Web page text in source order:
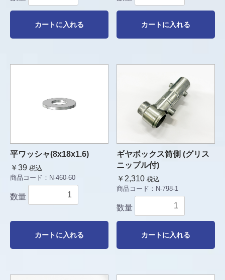
カートに入れる カートに入れる
平ワッシャ(8x18x1.6)
￥39 税込
商品コード： N-460-60
数量
カートに入れる
ギヤボックス筒側 (グリス
ニップル付)
￥2,310 税込
商品コード： N-798-1
数量
カートに入れる